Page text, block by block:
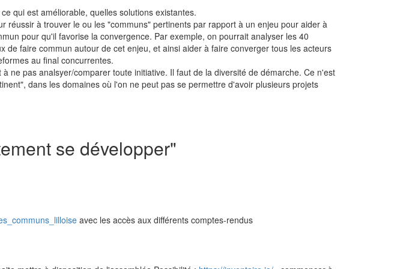
qui est améliorable, quelles solutions existantes.
réussir à trouver le ou les "communs" pertinents par rapport à un enjeu pour aider à
pour qu'il favorise la convergence. Par exemple, on pourrait analyser les 40
faire commun autour de cet enjeu, et ainsi aider à faire converger tous les acteurs
au final concurrentes.
ne pas analsyer/comparer toute initiative. Il faut de la diversité de démarche. Ce n'est
dans les domaines où l'on ne peut pas se permettre d'avoir plusieurs projets
se développer"
avec les accès aux différents comptes-rendus